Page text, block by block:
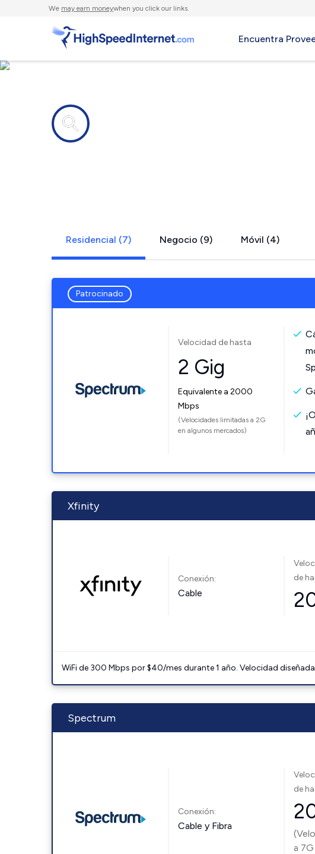
We may earn moneywhen you click our links.
Encuentra
Residencial (7) Negocio (9) Móvil (4)
Patrocinado
Velocidad de hasta
2 Gig
Equivalente a 2000
Mbps
(Velocidades limitadas a 2G
en algunos mercados)
Xfinity
Conexión:
Cable
de
WiFi de 300 Mbps por $40/mes durante 1 año. Velocidad
Spectrum
Conexión:
Cable y Fibra
de
a